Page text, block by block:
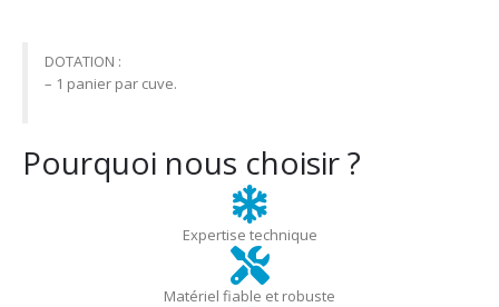
DOTATION :
– 1 panier par cuve.
Pourquoi nous choisir ?
Expertise technique
Matériel fiable et robuste